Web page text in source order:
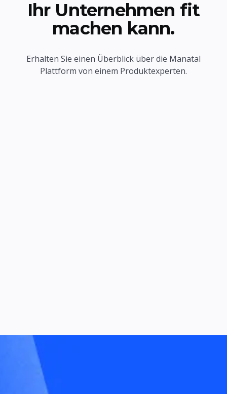
Ihr Unternehmen fit
machen kann.
Erhalten Sie einen Überblick über die Manatal
Plattform von einem Produktexperten.